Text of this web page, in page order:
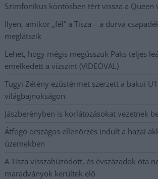
Szimfonikus köntösben tért vissza a Queen
Ilyen, amikor „fél” a Tisza – a durva
meglátszik
Lehet, hogy mégis megússzuk Paks teljes
emelkedett a vízszint (VIDEÓVAL)
Tugyi Zétény ezüstérmet szerzett a bakui
világbajnokságon
Jászberényben is korlátozásokat vezetnek
Átfogó országos ellenőrzés indult a hazai
üzemekben
A Tisza visszahúzódott, és évszázadok óta
maradványok kerültek elő